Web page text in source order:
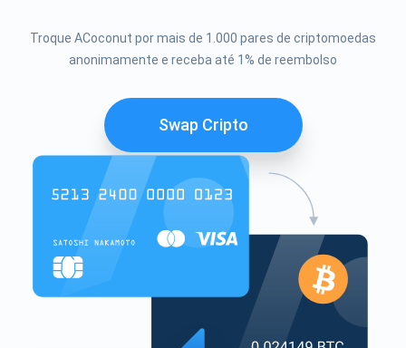
Troque ACoconut por mais de 1.000 pares de criptomoedas
anonimamente e receba até 1% de reembolso
Swap Cripto